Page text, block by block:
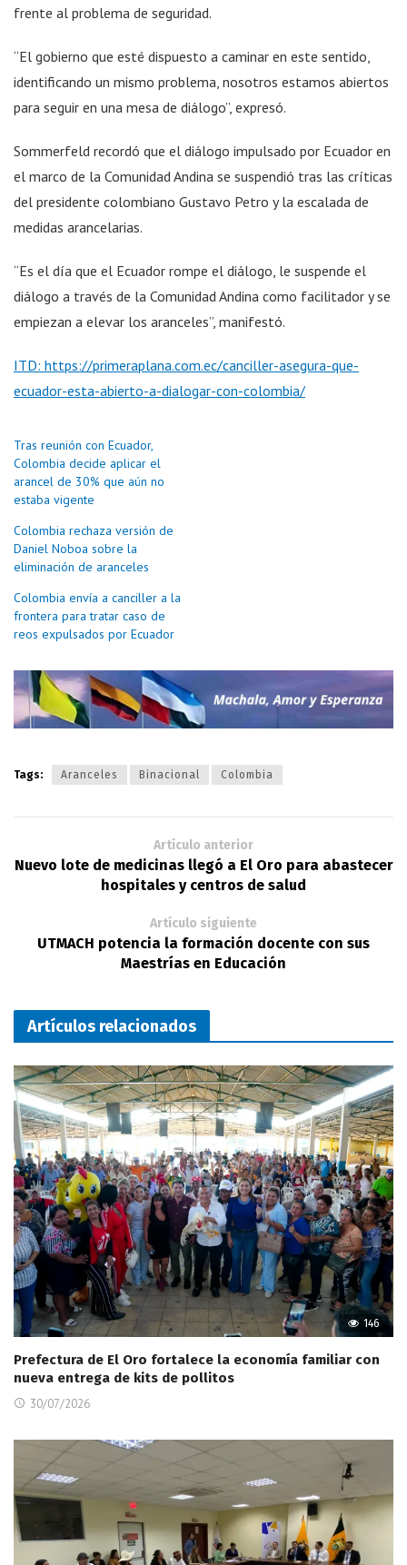
frente al problema de seguridad.
“El gobierno que esté dispuesto a caminar en este sentido,
identificando un mismo problema, nosotros estamos abiertos
para seguir en una mesa de diálogo”, expresó.
Sommerfeld recordó que el diálogo impulsado por Ecuador en
el marco de la Comunidad Andina se suspendió tras las críticas
del presidente colombiano Gustavo Petro y la escalada de
medidas arancelarias.
“Es el día que el Ecuador rompe el diálogo, le suspende el
diálogo a través de la Comunidad Andina como facilitador y se
empiezan a elevar los aranceles”, manifestó.
ITD: https://primeraplana.com.ec/canciller-asegura-que-
ecuador-esta-abierto-a-dialogar-con-colombia/
Tras reunión con Ecuador,
Colombia decide aplicar el
arancel de 30% que aún no
estaba vigente
Colombia rechaza versión de
Daniel Noboa sobre la
eliminación de aranceles
Colombia envía a canciller a la
frontera para tratar caso de
reos expulsados por Ecuador
Tags: Aranceles Binacional Colombia
Artículo anterior
Nuevo lote de medicinas llegó a El Oro para abastecer
hospitales y centros de salud
Artículo siguiente
UTMACH potencia la formación docente con sus
Maestrías en Educación
Artículos relacionados
146
Prefectura de El Oro fortalece la economía familiar con
nueva entrega de kits de pollitos
30/07/2026